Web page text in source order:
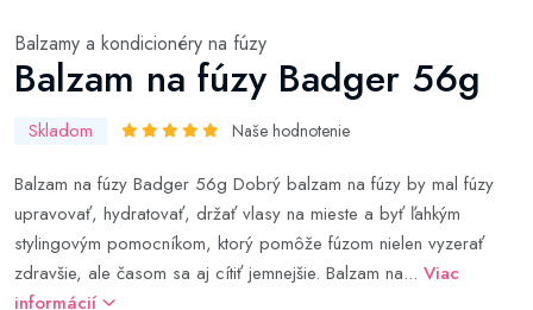
Balzamy a kondicionéry na fúzy
Balzam na fúzy Badger 56g
Skladom Naše hodnotenie
Balzam na fúzy Badger 56g Dobrý balzam na fúzy by mal fúzy
upravovať, hydratovať, držať vlasy na mieste a byť ľahkým
stylingovým pomocníkom, ktorý pomôže fúzom nielen vyzerať
zdravšie, ale časom sa aj cítiť jemnejšie. Balzam na... Viac
informácií